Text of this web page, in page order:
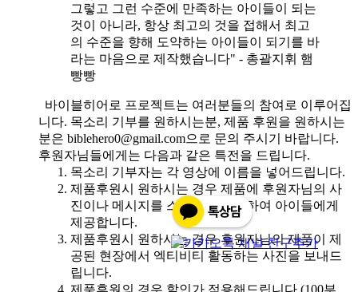
그렇고 그런 수준에 만족하는 아이들이 되는
것이 아니라, 항상 최고의 것을 접해서 최고
의 수준을 향해 도약하는 아이들이 되기를 바
라는 마음으로 제작했습니다" - 총괄지휘 햄
빵빵
바이블히어로 프로젝트는 여러분들의 참여로 이루어집
니다. 목소리 기부를 원하시는분, 제품 후원을 원하시는
분은 biblehero0@gmail.com으로 문의 주시기 바랍니다.
후원자님들에게는 다음과 같은 특전을 드립니다.
목소리 기부자는 각 영상에 이름을 넣어드립니다.
제품후원시 원하시는 경우 제품에 후원자님의 사
진이나 메시지를 스티커로 첨부하여 아이들에게
제공합니다.
제품후원시 원하시는 경우 후원자님의 제품이 제
공된 현장에서 엑티비티 활동하는 사진을 보내드
립니다.